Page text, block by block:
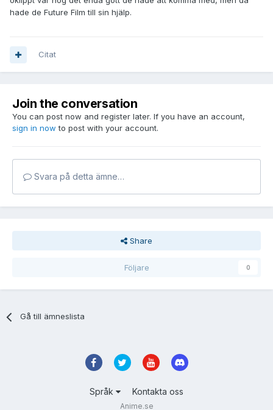
hade de Future Film till sin hjälp.
Citat
Join the conversation
You can post now and register later. If you have an account,
sign in now to post with your account.
Svara på detta ämne…
Share
Följare 0
Gå till ämneslista
Språk Kontakta oss
Anime.se